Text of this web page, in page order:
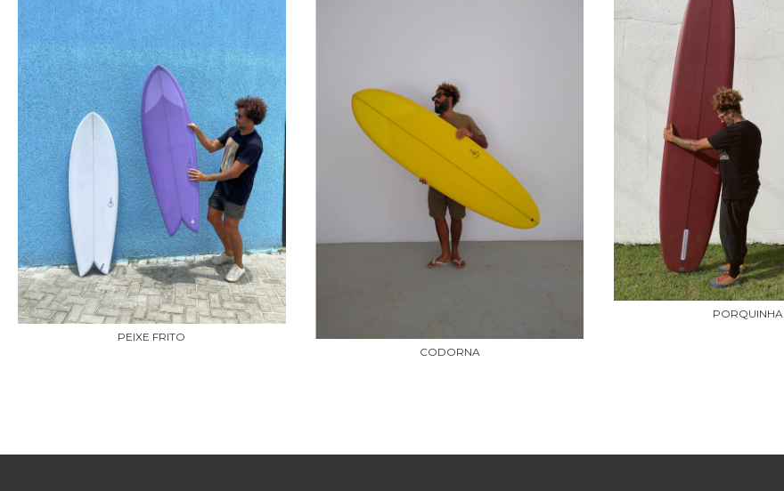
PEIXE FRITO
CODORNA
PORQUINHA